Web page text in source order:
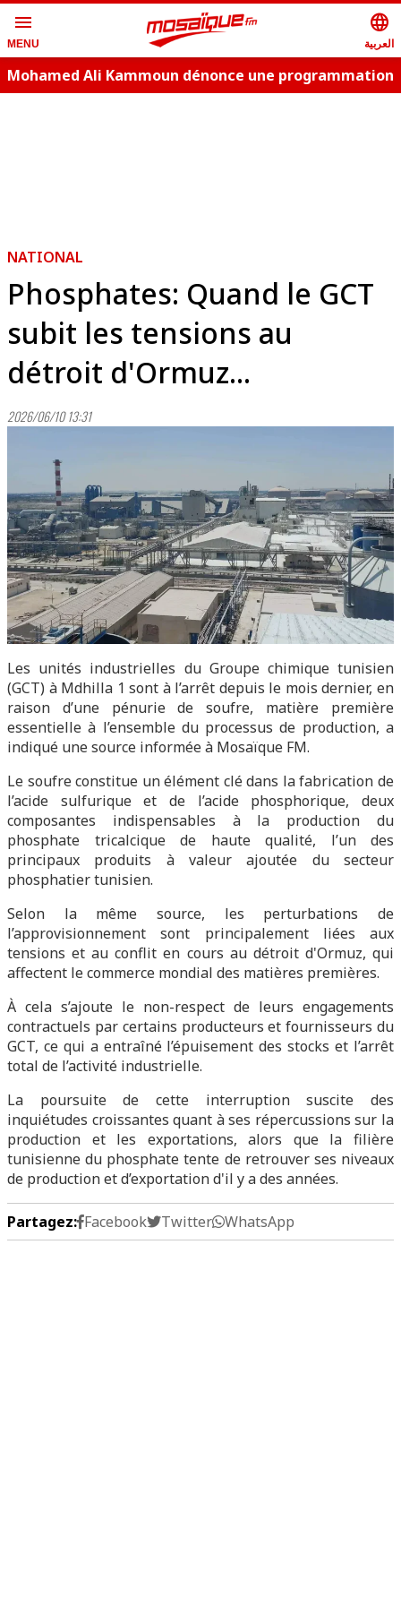
menu
MENU
language
العربية
Mohamed Ali Kammoun dénonce une programmation
NATIONAL
Phosphates: Quand le GCT
subit les tensions au
détroit d'Ormuz...
2026/06/10 13:31
Les unités industrielles du Groupe chimique tunisien
(GCT) à Mdhilla 1 sont à l’arrêt depuis le mois dernier, en
raison d’une pénurie de soufre, matière première
essentielle à l’ensemble du processus de production, a
indiqué une source informée à Mosaïque FM.
Le soufre constitue un élément clé dans la fabrication de
l’acide sulfurique et de l’acide phosphorique, deux
composantes indispensables à la production du
phosphate tricalcique de haute qualité, l’un des
principaux produits à valeur ajoutée du secteur
phosphatier tunisien.
Selon la même source, les perturbations de
l’approvisionnement sont principalement liées aux
tensions et au conflit en cours au détroit d'Ormuz, qui
affectent le commerce mondial des matières premières.
À cela s’ajoute le non-respect de leurs engagements
contractuels par certains producteurs et fournisseurs du
GCT, ce qui a entraîné l’épuisement des stocks et l’arrêt
total de l’activité industrielle.
La poursuite de cette interruption suscite des
inquiétudes croissantes quant à ses répercussions sur la
production et les exportations, alors que la filière
tunisienne du phosphate tente de retrouver ses niveaux
de production et d’exportation d'il y a des années.
Partagez: Facebook Twitter WhatsApp